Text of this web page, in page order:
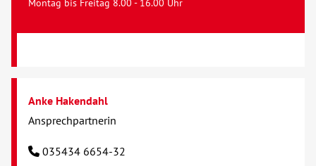
Montag bis Freitag 8.00 - 16.00 Uhr
Anke Hakendahl
Ansprechpartnerin
035434 6654-32